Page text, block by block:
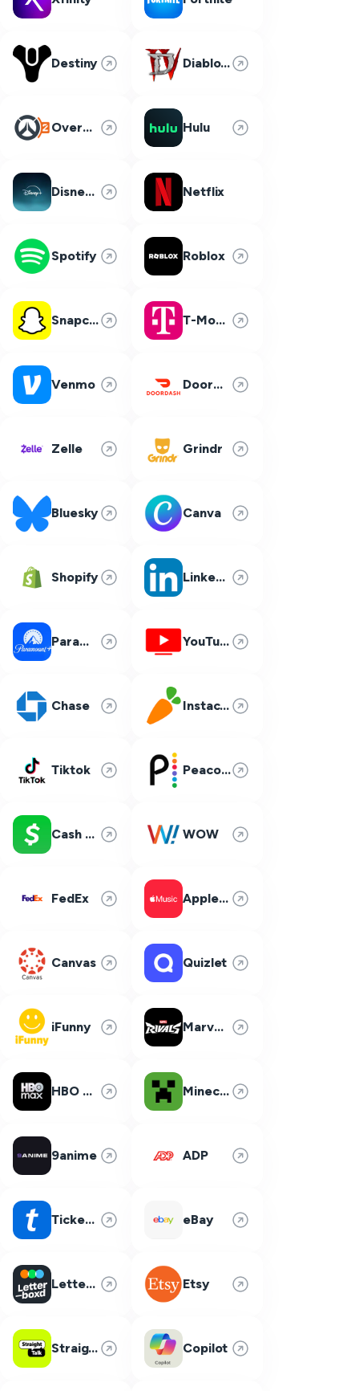
Destiny Diablo 4
Overwatch 2 Hulu
Disney Plus Netflix
Spotify Roblox
Snapchat T-Mobile
Venmo DoorDash
Zelle Grindr
Bluesky Canva
Shopify LinkedIn
Paramount Plus YouTube TV
Chase Instacart
Tiktok Peacock
Cash App WOW
FedEx Apple Music
Canvas Quizlet
iFunny Marvel Rivals
HBO Max Minecraft
9anime ADP
Ticketmaster eBay
Letterboxd Etsy
Straight Talk Copilot